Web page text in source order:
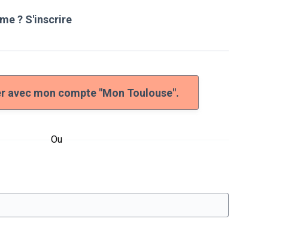
? S'inscrire
avec mon compte "Mon Toulouse".
Ou